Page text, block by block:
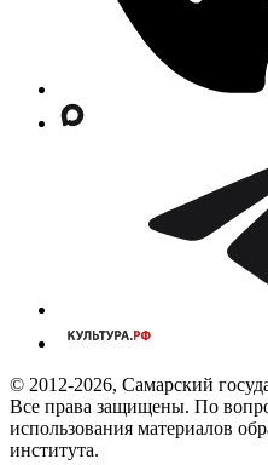
© 2012-2026, Самарский
Все права защищены. По
использования материалов
института.